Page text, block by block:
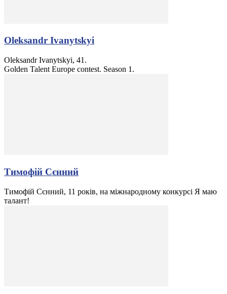
Oleksandr Ivanytskyi
Oleksandr Ivanytskyi, 41.
Golden Talent Europe contest. Season 1.
Тимофій Сєнний
Тимофій Сєнний, 11 років, на міжнародному конкурсі Я маю
талант!